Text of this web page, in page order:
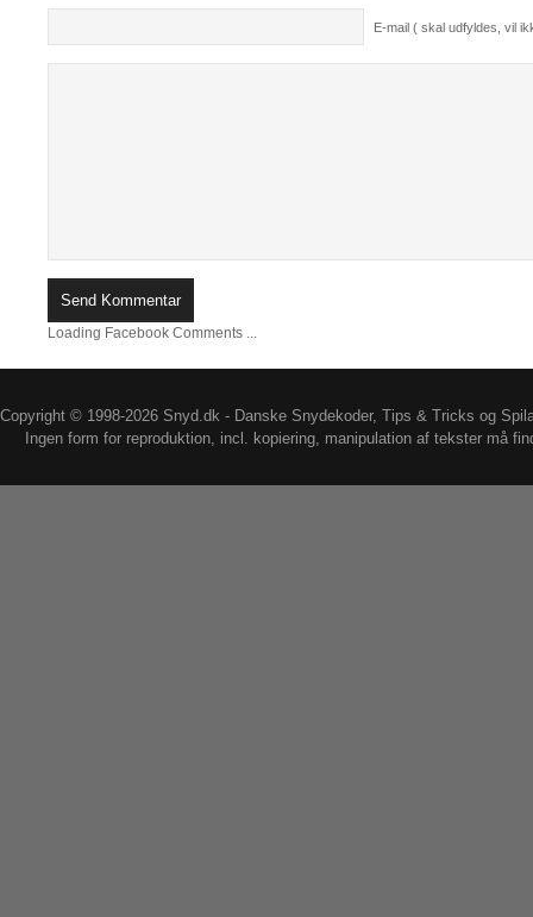
E-mail ( skal udfyldes, vil
Loading Facebook Comments ...
Copyright © 1998-2026 Snyd.dk - Danske Snydekoder, Tips & Tricks og
Ingen form for reproduktion, incl. kopiering, manipulation af tekster må